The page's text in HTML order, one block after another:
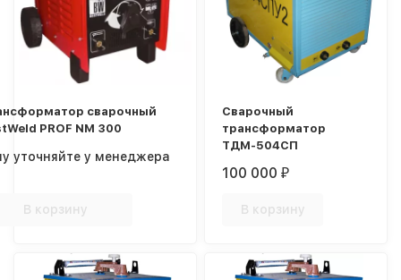
сварочный
PROF NM 300
уточняйте у менеджера
В корзину
Сварочный
трансформатор
ТДМ-504СП
100 000₽
В корзину